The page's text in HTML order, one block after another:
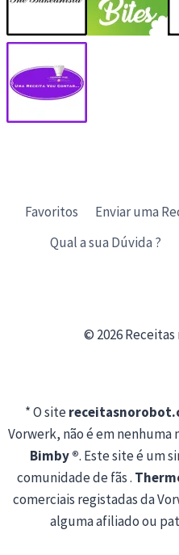
Favoritos Enviar uma
Qual a sua Dúvida ?
© 2026
* O site
Vorwerk, não é em nenhuma
Bimby ®. Este site é um
comunidade de fãs .
comerciais registadas da
alguma afiliado ou